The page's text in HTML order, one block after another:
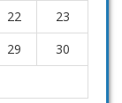
22
23
29
30